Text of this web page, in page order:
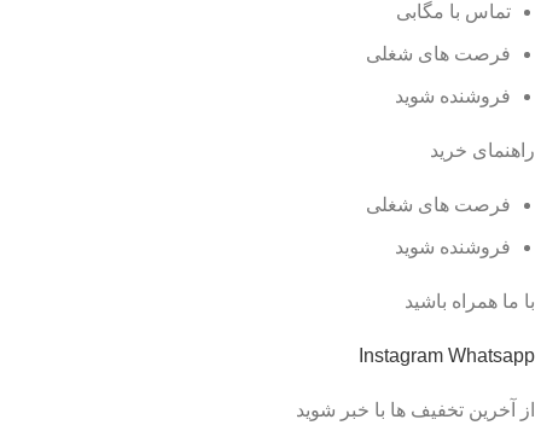
تماس با مگابی
فرصت های شغلی
فروشنده شوید
راهنمای خرید
فرصت های شغلی
فروشنده شوید
با ما همراه باشید
Instagram Whatsapp
از آخرین تخفیف ها با خبر شوید